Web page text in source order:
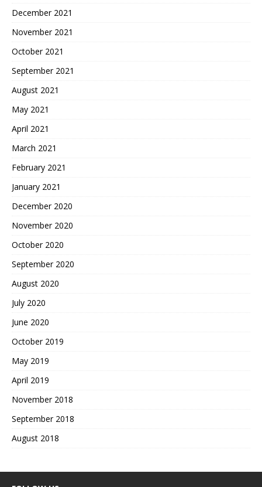
December 2021
November 2021
October 2021
September 2021
August 2021
May 2021
April 2021
March 2021
February 2021
January 2021
December 2020
November 2020
October 2020
September 2020
August 2020
July 2020
June 2020
October 2019
May 2019
April 2019
November 2018
September 2018
August 2018